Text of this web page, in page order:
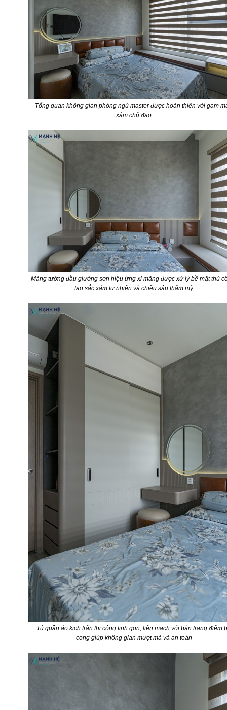
Tổng quan không gian phòng ngủ master được hoàn thiện với gam
xám chủ đạo
Mảng tường đầu giường sơn hiệu ứng xi măng được xử lý bề mặt thủ
tạo sắc xám tự nhiên và chiều sâu thẩm mỹ
Tủ quần áo kịch trần thi công tinh gọn, liền mạch với bàn trang điểm
cong giúp không gian mượt mà và an toàn